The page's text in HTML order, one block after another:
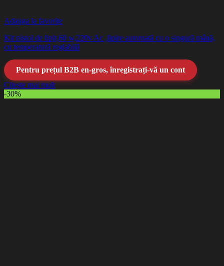
Adauga la favorite
Kit pistol de lipit,60 w,220v Ac ,lipire automată cu o singură mână,
cu temperatură reglabilă
Pentru prețul B2B en-gros, înregistrați-vă un cont
Citește mai mult
-30%